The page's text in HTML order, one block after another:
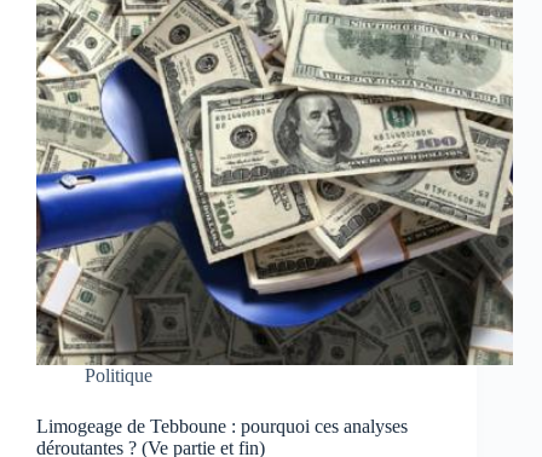
Politique
Limogeage de Tebboune : pourquoi ces analyses
déroutantes ? (Ve partie et fin)